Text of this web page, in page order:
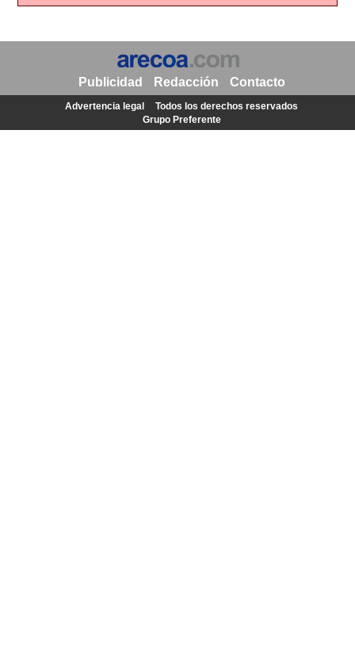
Publicidad Redacción Contacto
Advertencia legal
Todos los derechos reservados
Grupo Preferente